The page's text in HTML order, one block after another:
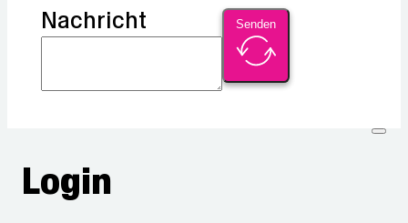
Nachricht Senden
Login